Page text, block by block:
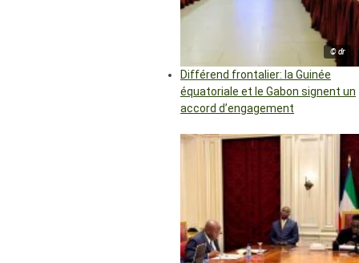
© dr
Différend frontalier: la Guinée
équatoriale et le Gabon signent un
accord d’engagement